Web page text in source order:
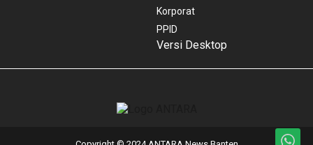
Korporat
PPID
Versi Desktop